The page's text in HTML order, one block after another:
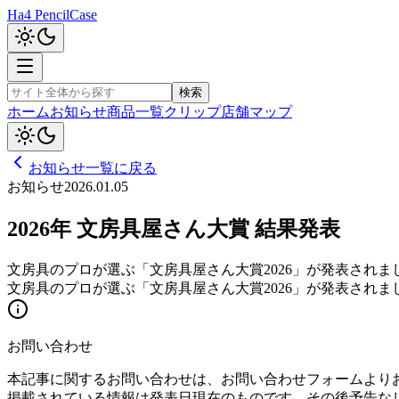
Ha4 PencilCase
検索
ホームお知らせ商品一覧クリップ店舗マップ
お知らせ一覧に戻る
お知らせ2026.01.05
2026年 文房具屋さん大賞 結果発表
文房具のプロが選ぶ「文房具屋さん大賞2026」が発表され
文房具のプロが選ぶ「文房具屋さん大賞2026」が発表され
お問い合わせ
本記事に関するお問い合わせは、お問い合わせフォームより